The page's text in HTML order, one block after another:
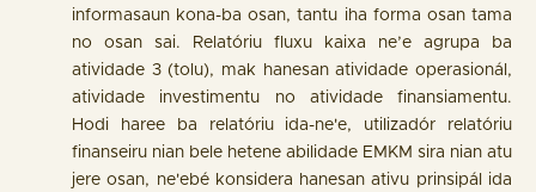
informasaun kona-ba osan, tantu iha forma osan tama
no osan sai. Relatóriu fluxu kaixa ne’e agrupa ba
atividade 3 (tolu), mak hanesan atividade operasionál,
atividade investimentu no atividade finansiamentu.
Hodi haree ba relatóriu ida-ne'e, utilizadór relatóriu
finanseiru nian bele hetene abilidade EMKM sira nian atu
jere osan, ne'ebé konsidera hanesan ativu prinsipál ida